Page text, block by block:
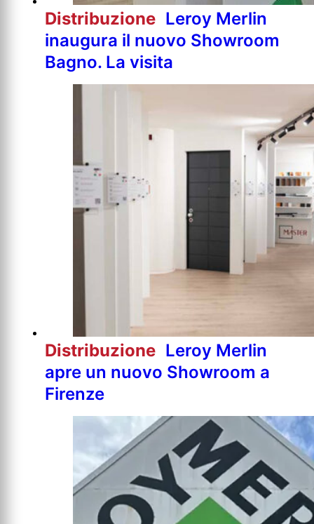
Distribuzione Leroy Merlin
inaugura il nuovo Showroom
Bagno. La visita
Distribuzione Leroy Merlin
apre un nuovo Showroom a
Firenze